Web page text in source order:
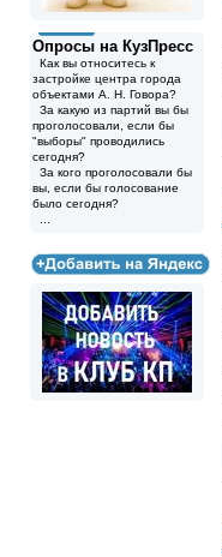
Опросы на КузПресс
Как вы относитесь к
застройке центра города
объектами А. Н. Говора?
За какую из партий вы бы
проголосовали, если бы
"выборы" проводились
сегодня?
За кого проголосовали бы
вы, если бы голосование
было сегодня?